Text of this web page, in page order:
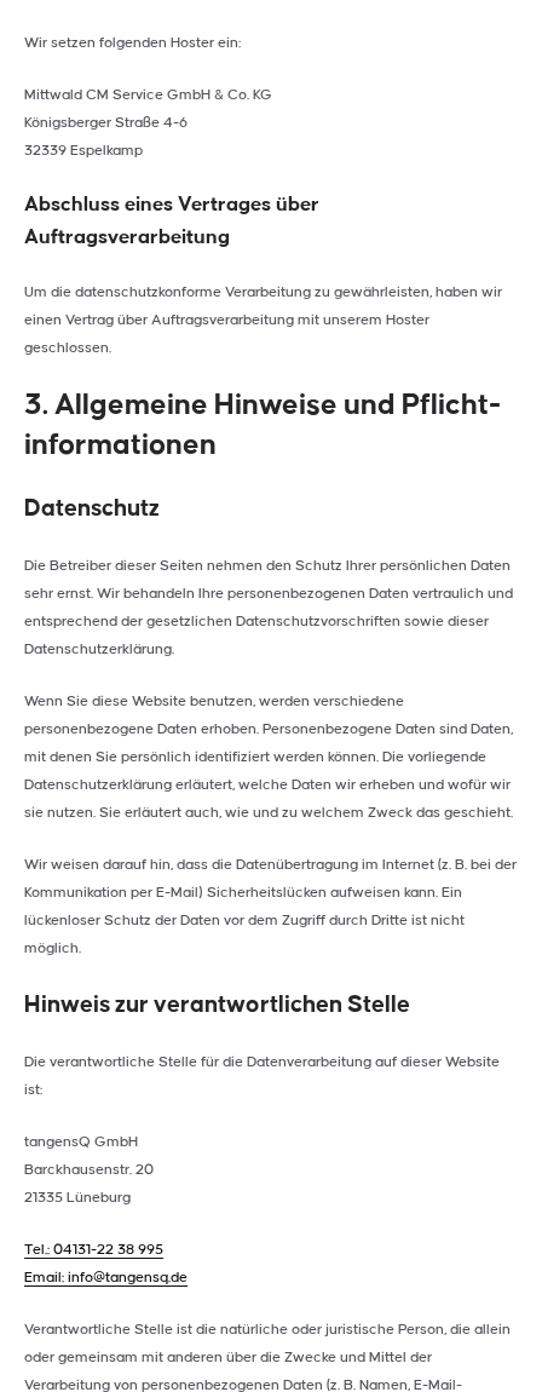
Wir setzen folgenden Hoster ein:
Mittwald CM Service GmbH & Co. KG
Königsberger Straße 4-6
32339 Espelkamp
Abschluss eines Vertrages über
Auftragsverarbeitung
Um die datenschutzkonforme Verarbeitung zu gewährleisten, haben wir
einen Vertrag über Auftragsverarbeitung mit unserem Hoster
geschlossen.
3. Allgemeine Hinweise und Pflicht­
informationen
Datenschutz
Die Betreiber dieser Seiten nehmen den Schutz Ihrer persönlichen Daten
sehr ernst. Wir behandeln Ihre personenbezogenen Daten vertraulich und
entsprechend der gesetzlichen Datenschutzvorschriften sowie dieser
Datenschutzerklärung.
Wenn Sie diese Website benutzen, werden verschiedene
personenbezogene Daten erhoben. Personenbezogene Daten sind Daten,
mit denen Sie persönlich identifiziert werden können. Die vorliegende
Datenschutzerklärung erläutert, welche Daten wir erheben und wofür wir
sie nutzen. Sie erläutert auch, wie und zu welchem Zweck das geschieht.
Wir weisen darauf hin, dass die Datenübertragung im Internet (z. B. bei der
Kommunikation per E-Mail) Sicherheitslücken aufweisen kann. Ein
lückenloser Schutz der Daten vor dem Zugriff durch Dritte ist nicht
möglich.
Hinweis zur verantwortlichen Stelle
Die verantwortliche Stelle für die Datenverarbeitung auf dieser Website
ist:
tangensQ GmbH
Barckhausenstr. 20
21335 Lüneburg
Tel.: 04131-22 38 995
Email: info@tangensq.de
Verantwortliche Stelle ist die natürliche oder juristische Person, die allein
oder gemeinsam mit anderen über die Zwecke und Mittel der
Verarbeitung von personenbezogenen Daten (z. B. Namen, E-Mail-